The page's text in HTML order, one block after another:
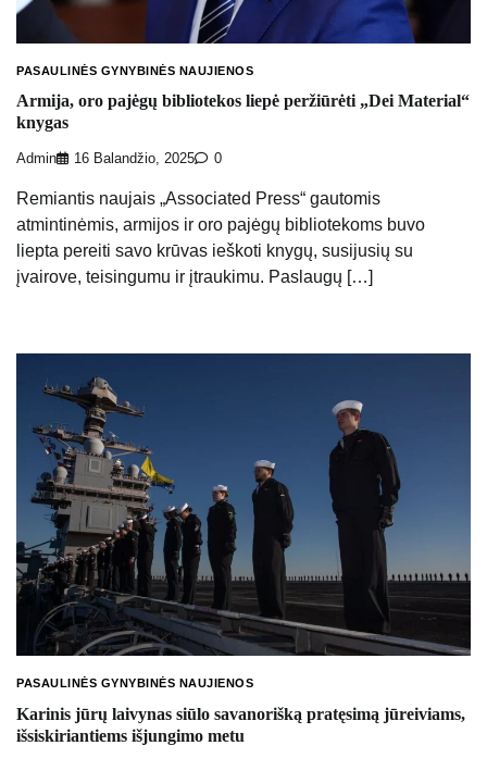
PASAULINĖS GYNYBINĖS NAUJIENOS
Armija, oro pajėgų bibliotekos liepė peržiūrėti „Dei Material“
knygas
Admin 16 Balandžio, 2025 0
Remiantis naujais „Associated Press“ gautomis
atmintinėmis, armijos ir oro pajėgų bibliotekoms buvo
liepta pereiti savo krūvas ieškoti knygų, susijusių su
įvairove, teisingumu ir įtraukimu. Paslaugų […]
PASAULINĖS GYNYBINĖS NAUJIENOS
Karinis jūrų laivynas siūlo savanorišką pratęsimą jūreiviams,
išsiskiriantiems išjungimo metu